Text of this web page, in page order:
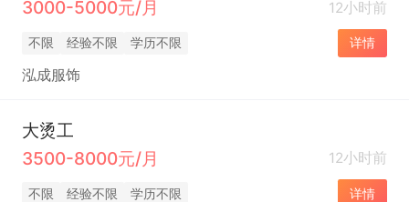
3000-5000元/月
12小时前
不限 经验不限 学历不限 详情
泓成服饰
大烫工
3500-8000元/月
12小时前
不限 经验不限 学历不限 详情